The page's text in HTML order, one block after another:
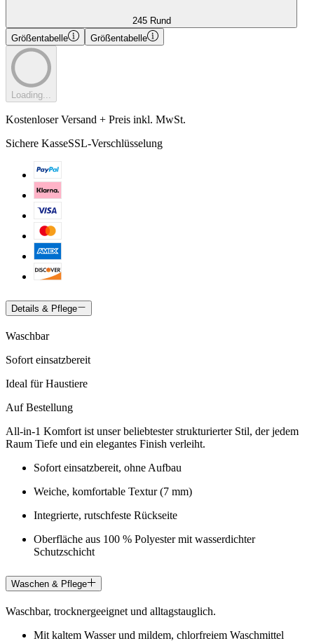
245 Rund
Größentabelle
Größentabelle
Loading...
Kostenloser Versand + Preis inkl. MwSt.
Sichere KasseSSL-Verschlüsselung
Details & Pflege
Waschbar
Sofort einsatzbereit
Ideal für Haustiere
Auf Bestellung
All-in-1 Komfort ist unser beliebtester strukturierter Stil, der jedem
Raum Tiefe und ein elegantes Finish verleiht.
Sofort einsatzbereit, ohne Aufbau
Weiche, komfortable Textur (7 mm)
Integrierte, rutschfeste Rückseite
Oberfläche aus 100 % Polyester mit wasserdichter
Schutzschicht
Waschen & Pflege
Waschbar, trocknergeeignet und alltagstauglich.
Mit kaltem Wasser und mildem, chlorfreiem Waschmittel